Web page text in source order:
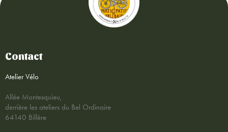
Contact
Atelier Vélo
Allée Montesquieu,
derrière les ateliers du Bel Ordinaire
64140 Billère